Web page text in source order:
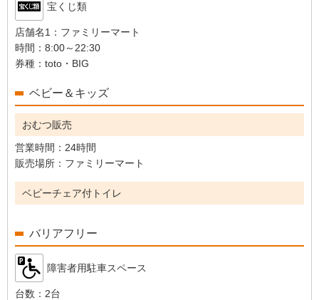
宝くじ類
店舗名1： ファミリーマート
時間： 8:00～22:30
券種： toto・BIG
ベビー＆キッズ
おむつ販売
営業時間： 24時間
販売場所： ファミリーマート
ベビーチェア付トイレ
バリアフリー
障害者用駐車スペース
台数： 2台